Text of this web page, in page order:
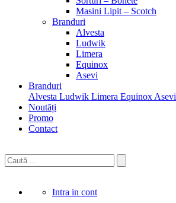
Masini Lipit – Scotch
Branduri
Alvesta
Ludwik
Limera
Equinox
Asevi
Branduri
Alvesta Ludwik Limera Equinox Asevi
Noutăți
Promo
Contact
Intra in cont